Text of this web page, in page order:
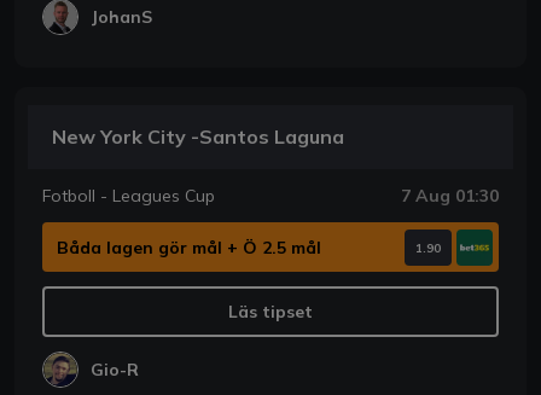
JohanS
New York City -Santos Laguna
Fotboll - Leagues Cup 7 Aug 01:30
Båda lagen gör mål + Ö 2.5 mål 1.90
Läs tipset
Gio-R